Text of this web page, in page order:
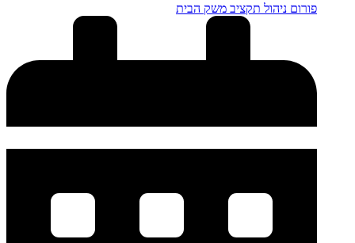
פורום ניהול תקציב משק הבית